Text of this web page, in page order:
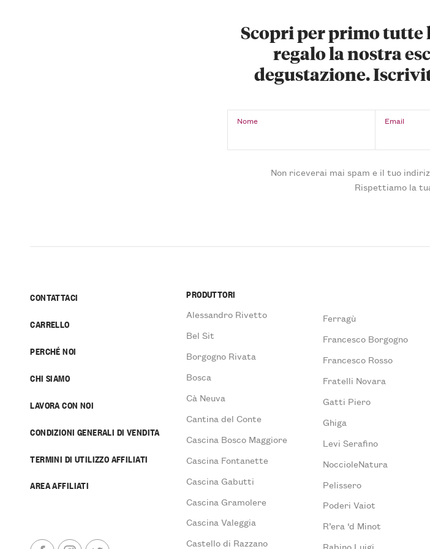
Scopri per primo tutte
regalo la nostra
degustazione.
Nome Email
Non riceverai mai spam e il tuo
Rispettiamo la
CONTATTACI
CARRELLO
PERCHÉ NOI
CHI SIAMO
LAVORA CON NOI
CONDIZIONI GENERALI DI VENDITA
TERMINI DI UTILIZZO AFFILIATI
AREA AFFILIATI
PRODUTTORI
Alessandro Rivetto
Bel Sit
Borgogno Rivata
Bosca
Cà Neuva
Cantina del Conte
Cascina Bosco Maggiore
Cascina Fontanette
Cascina Gabutti
Cascina Gramolere
Cascina Valeggia
Castello di Razzano
Ferragù
Francesco Borgogno
Francesco Rosso
Fratelli Novara
Gatti Piero
Ghiga
Levi Serafino
NoccioleNatura
Pelissero
Poderi Vaiot
R’era ‘d Minot